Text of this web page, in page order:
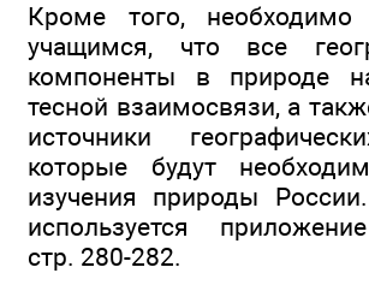
Кроме того, необходимо
учащимся, что все
компоненты в природе
тесной взаимосвязи, а
источники
которые будут
изучения природы
используется
стр. 280-282.